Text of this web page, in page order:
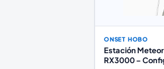
ONSET HOBO
Estación
RX3000 –